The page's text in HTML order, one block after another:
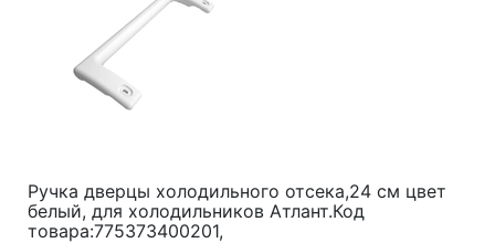
Ручка дверцы холодильного отсека,24 см цвет
белый, для холодильников Атлант.Код
товара:775373400201,